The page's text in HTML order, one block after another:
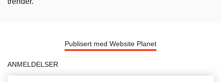
Publisert med Website Planet
ANMELDELSER